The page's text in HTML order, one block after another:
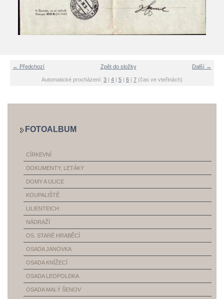
← Předchozí Další →
Zpět do složky
Automatické procházení: 3 | 4 | 5 | 6 | 7 (čas ve vteřinách)
FOTOALBUM
CÍRKEVNÍ
DOKUMENTY, LETÁKY
DOMY A ULICE
KOUPALIŠTĚ
LILIENTEICH
NÁDRAŽÍ
OS. STARÉ HRABĚCÍ
OSADA JANOVKA
OSADA KNÍŽECÍ
OSADA LEOPOLDKA
OSADA MALÝ ŠENOV